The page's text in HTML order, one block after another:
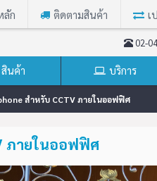
ลัก ติดตามสินค้า เ
02-
สินค้า บริการ
สำหรับ CCTV ภายในออฟฟิศ
ภายในออฟฟิศ